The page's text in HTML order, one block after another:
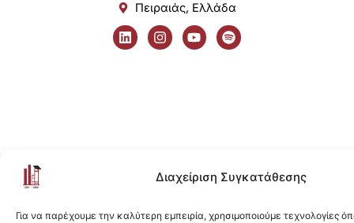
Διαχείριση Συγκατάθεσης
Για να παρέχουμε την καλύτερη εμπειρία, χρησιμοποιούμε τεχνολογίες
Πειραιάς, Ελλάδα
L
i
n
I
n
s
Y
o
u
S
p
o